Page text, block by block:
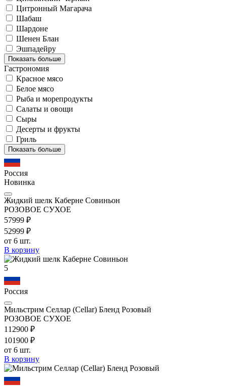
Цитронный Магарача
Шабаш
Шардоне
Шенен Блан
Эшпадейру
Показать больше
Гастрономия
Красное мясо
Белое мясо
Рыба и морепродукты
Салаты и овощи
Сыры
Десерты и фрукты
Гриль
Показать больше
Россия
Новинка
Жидкий шелк Каберне Совиньон
РОЗОВОЕ СУХОЕ
57999 ₽
52999 ₽
от 6 шт.
В корзину
5
Россия
Мильстрим Селлар (Cellar) Бленд Розовый
РОЗОВОЕ СУХОЕ
112900 ₽
101900 ₽
от 6 шт.
В корзину